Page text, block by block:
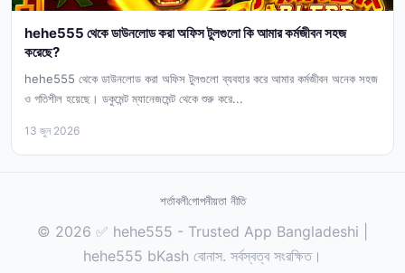
hehe555 থেকে ডাউনলোড করা অফিস টুলগুলো কি আমার কর্মজীবন সহজ
করেছে?
hehe555 থেকে ডাউনলোড করা অফিস টুলগুলো ব্যবহার করে আমার কর্মজীবন অনেক সহজ
ও গতিশীল হয়েছে। ডকুমেন্ট ম্যানেজমেন্ট থেকে শুরু করে...
13 জুন 2026
শর্তাবলীগোপনীয়তা নীতি
© 2026 ✅ hehe555 - Trusted App Bangladeshi |
hehe555 bKash বোনাস. সর্বস্বত্ব সংরক্ষিত।